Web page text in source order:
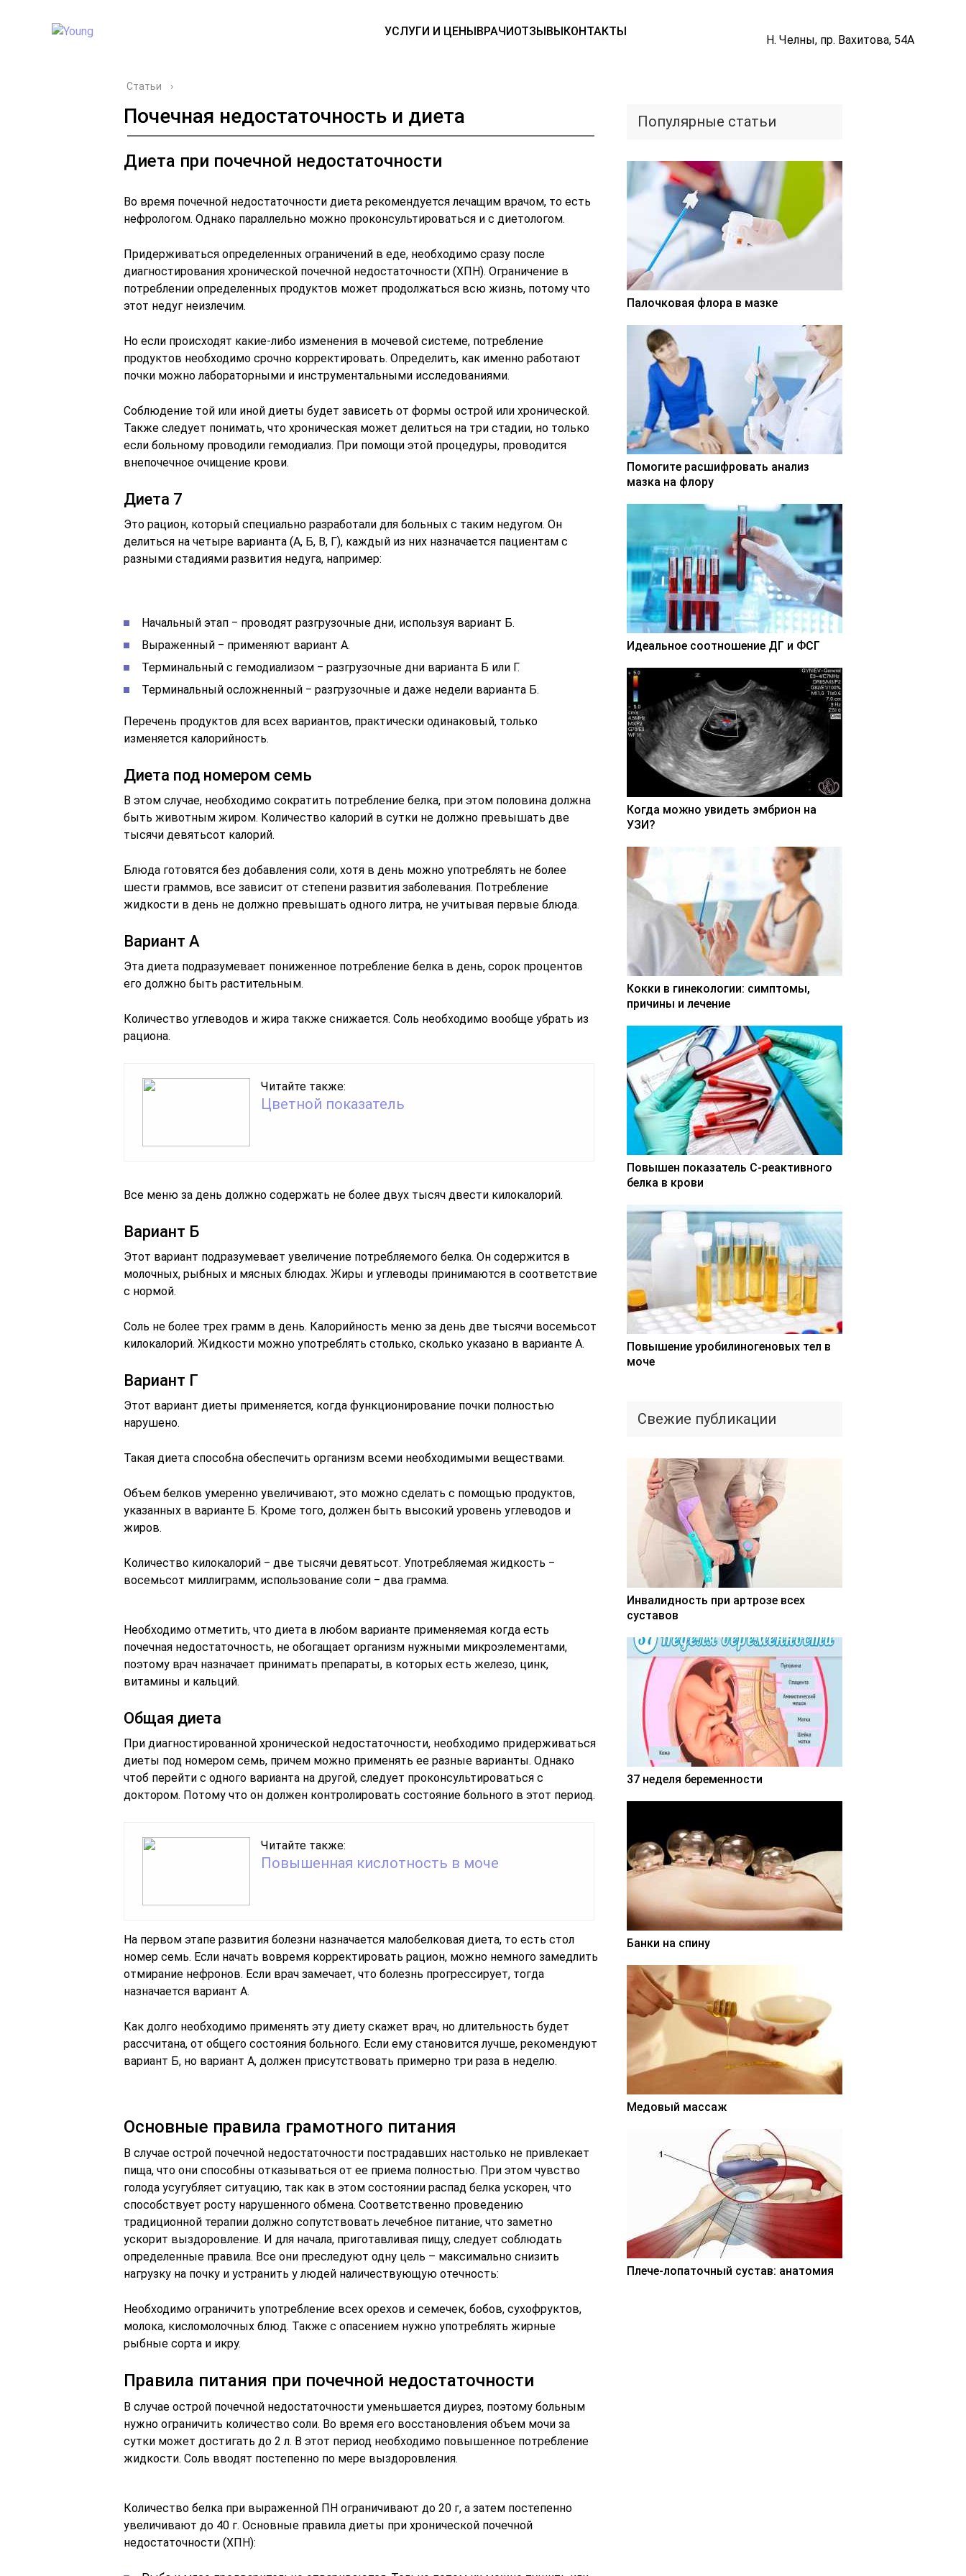
УСЛУГИ И ЦЕНЫВРАЧИОТЗЫВЫКОНТАКТЫ
Н. Челны, пр. Вахитова, 54А
Статьи ›
Почечная недостаточность и диета
Диета при почечной недостаточности
Во время почечной недостаточности диета рекомендуется лечащим врачом, то есть
нефрологом. Однако параллельно можно проконсультироваться и с диетологом.
Придерживаться определенных ограничений в еде, необходимо сразу после
диагностирования хронической почечной недостаточности (ХПН). Ограничение в
потреблении определенных продуктов может продолжаться всю жизнь, потому что
этот недуг неизлечим.
Но если происходят какие-либо изменения в мочевой системе, потребление
продуктов необходимо срочно корректировать. Определить, как именно работают
почки можно лабораторными и инструментальными исследованиями.
Соблюдение той или иной диеты будет зависеть от формы острой или хронической.
Также следует понимать, что хроническая может делиться на три стадии, но только
если больному проводили гемодиализ. При помощи этой процедуры, проводится
внепочечное очищение крови.
Диета 7
Это рацион, который специально разработали для больных с таким недугом. Он
делиться на четыре варианта (А, Б, В, Г), каждый из них назначается пациентам с
разными стадиями развития недуга, например:
Начальный этап ‒ проводят разгрузочные дни, используя вариант Б.
Выраженный ‒ применяют вариант А.
Терминальный с гемодиализом ‒ разгрузочные дни варианта Б или Г.
Терминальный осложненный ‒ разгрузочные и даже недели варианта Б.
Перечень продуктов для всех вариантов, практически одинаковый, только
изменяется калорийность.
Диета под номером семь
В этом случае, необходимо сократить потребление белка, при этом половина должна
быть животным жиром. Количество калорий в сутки не должно превышать две
тысячи девятьсот калорий.
Блюда готовятся без добавления соли, хотя в день можно употреблять не более
шести граммов, все зависит от степени развития заболевания. Потребление
жидкости в день не должно превышать одного литра, не учитывая первые блюда.
Вариант А
Эта диета подразумевает пониженное потребление белка в день, сорок процентов
его должно быть растительным.
Количество углеводов и жира также снижается. Соль необходимо вообще убрать из
рациона.
Читайте также:
Цветной показатель
Все меню за день должно содержать не более двух тысяч двести килокалорий.
Вариант Б
Этот вариант подразумевает увеличение потребляемого белка. Он содержится в
молочных, рыбных и мясных блюдах. Жиры и углеводы принимаются в соответствие
с нормой.
Соль не более трех грамм в день. Калорийность меню за день две тысячи восемьсот
килокалорий. Жидкости можно употреблять столько, сколько указано в варианте А.
Вариант Г
Этот вариант диеты применяется, когда функционирование почки полностью
нарушено.
Такая диета способна обеспечить организм всеми необходимыми веществами.
Объем белков умеренно увеличивают, это можно сделать с помощью продуктов,
указанных в варианте Б. Кроме того, должен быть высокий уровень углеводов и
жиров.
Количество килокалорий ‒ две тысячи девятьсот. Употребляемая жидкость ‒
восемьсот миллиграмм, использование соли ‒ два грамма.
Необходимо отметить, что диета в любом варианте применяемая когда есть
почечная недостаточность, не обогащает организм нужными микроэлементами,
поэтому врач назначает принимать препараты, в которых есть железо, цинк,
витамины и кальций.
Общая диета
При диагностированной хронической недостаточности, необходимо придерживаться
диеты под номером семь, причем можно применять ее разные варианты. Однако
чтоб перейти с одного варианта на другой, следует проконсультироваться с
доктором. Потому что он должен контролировать состояние больного в этот период.
Читайте также:
Повышенная кислотность в моче
На первом этапе развития болезни назначается малобелковая диета, то есть стол
номер семь. Если начать вовремя корректировать рацион, можно немного замедлить
отмирание нефронов. Если врач замечает, что болезнь прогрессирует, тогда
назначается вариант А.
Как долго необходимо применять эту диету скажет врач, но длительность будет
рассчитана, от общего состояния больного. Если ему становится лучше, рекомендуют
вариант Б, но вариант А, должен присутствовать примерно три раза в неделю.
Основные правила грамотного питания
В случае острой почечной недостаточности пострадавших настолько не привлекает
пища, что они способны отказываться от ее приема полностью. При этом чувство
голода усугубляет ситуацию, так как в этом состоянии распад белка ускорен, что
способствует росту нарушенного обмена. Соответственно проведению
традиционной терапии должно сопутствовать лечебное питание, что заметно
ускорит выздоровление. И для начала, приготавливая пищу, следует соблюдать
определенные правила. Все они преследуют одну цель – максимально снизить
нагрузку на почку и устранить у людей наличествующую отечность:
Необходимо ограничить употребление всех орехов и семечек, бобов, сухофруктов,
молока, кисломолочных блюд. Также с опасением нужно употреблять жирные
рыбные сорта и икру.
Правила питания при почечной недостаточности
В случае острой почечной недостаточности уменьшается диурез, поэтому больным
нужно ограничить количество соли. Во время его восстановления объем мочи за
сутки может достигать до 2 л. В этот период необходимо повышенное потребление
жидкости. Соль вводят постепенно по мере выздоровления.
Количество белка при выраженной ПН ограничивают до 20 г, а затем постепенно
увеличивают до 40 г. Основные правила диеты при хронической почечной
недостаточности (ХПН):
Популярные статьи
Палочковая флора в мазке
Помогите расшифровать анализ
мазка на флору
Идеальное соотношение ДГ и ФСГ
Когда можно увидеть эмбрион на
УЗИ?
Кокки в гинекологии: симптомы,
причины и лечение
Повышен показатель С-реактивного
белка в крови
Повышение уробилиногеновых тел в
моче
Свежие публикации
Инвалидность при артрозе всех
суставов
37 неделя беременности
Банки на спину
Медовый массаж
Плече-лопаточный сустав: анатомия